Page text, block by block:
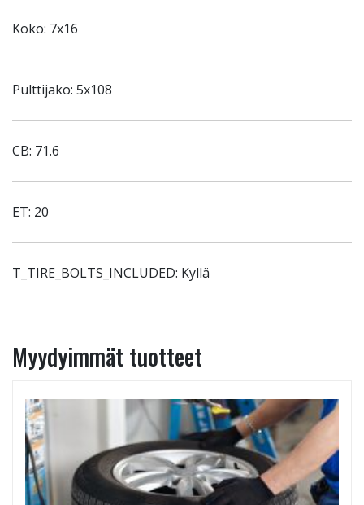
Koko: 7x16
Pulttijako: 5x108
CB: 71.6
ET: 20
T_TIRE_BOLTS_INCLUDED: Kyllä
Myydyimmät tuotteet